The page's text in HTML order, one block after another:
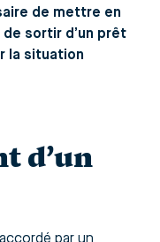
de mettre en
sortir d’un prêt
la situation
d’un
par un